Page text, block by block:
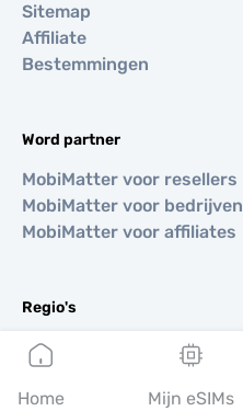
Sitemap
Affiliate
Bestemmingen
Word partner
MobiMatter voor resellers
MobiMatter voor bedrijven
MobiMatter voor affiliates
Regio's
eSIM voor Europa
eSIM voor Azië
eSIM voor Amerika
Home Mijn eSIMs